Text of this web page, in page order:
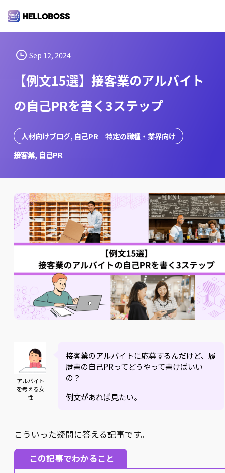
i
Sep 12, 2024
【例文15選】接客業のアルバイト
の自己PRを書く3ステップ
人材向けブログ, 自己PR｜特定の職種・業界向け
接客業, 自己PR
アルバイト
を考える女
性
接客業のアルバイトに応募するんだけど、履
歴書の自己PRってどうやって書けばいい
の？
例文があれば見たい。
こういった疑問に答える記事です。
この記事でわかること